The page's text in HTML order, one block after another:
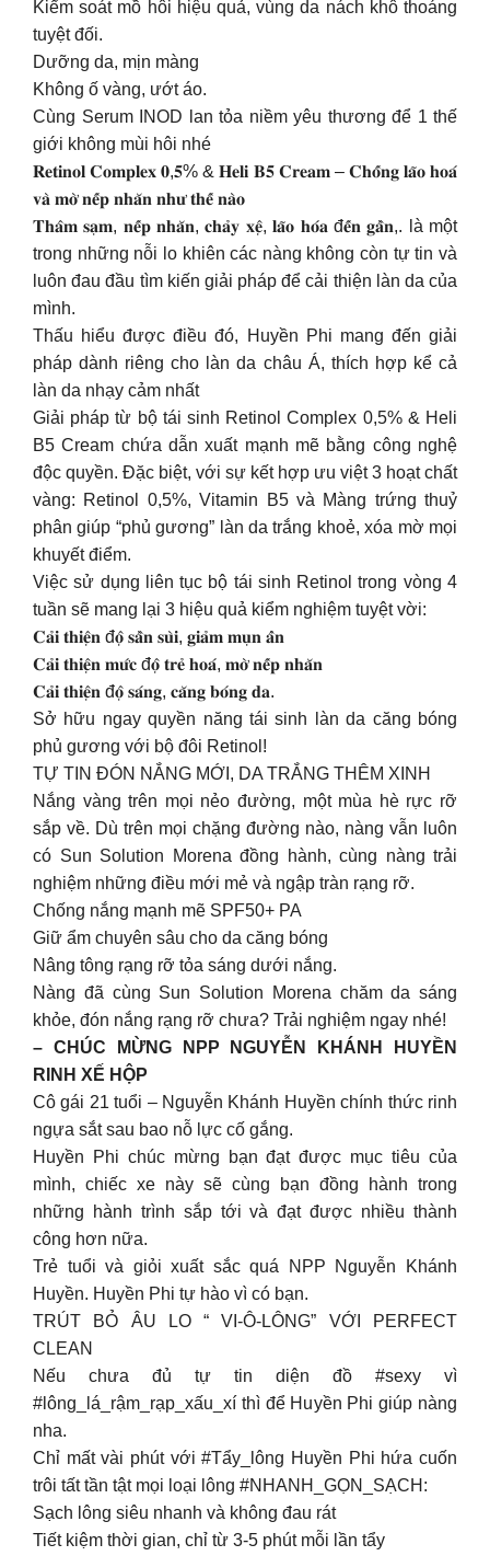
Kiểm soát mồ hôi hiệu quả, vùng da nách khô thoáng
tuyệt đối.
Dưỡng da, mịn màng
Không ố vàng, ướt áo.
Cùng Serum INOD lan tỏa niềm yêu thương để 1 thế
giới không mùi hôi nhé
𝐑𝐞𝐭𝐢𝐧𝐨𝐥 𝐂𝐨𝐦𝐩𝐥𝐞𝐱 𝟎,𝟓% & 𝐇𝐞𝐥𝐢 𝐁𝟓 𝐂𝐫𝐞𝐚𝐦 – 𝐂𝐡𝐨̂́𝐧𝐠 𝐥𝐚̃𝐨 𝐡𝐨𝐚́
𝐯𝐚̀ 𝐦𝐨̛̀ 𝐧𝐞̂́𝐩 𝐧𝐡𝐚̆𝐧 𝐧𝐡𝐮̛ 𝐭𝐡𝐞̂́ 𝐧𝐚̀𝐨
𝐓𝐡𝐚̂𝐦 𝐬𝐚̣𝐦, 𝐧𝐞̂́𝐩 𝐧𝐡𝐚̆𝐧, 𝐜𝐡𝐚̉𝐲 𝐱𝐞̣̂, 𝐥𝐚̃𝐨 𝐡𝐨́𝐚 đ𝐞̂́𝐧 𝐠𝐚̂̀𝐧,. là một
trong những nỗi lo khiên các nàng không còn tự tin và
luôn đau đầu tìm kiến giải pháp để cải thiện làn da của
mình.
Thấu hiểu được điều đó, Huyền Phi mang đến giải
pháp dành riêng cho làn da châu Á, thích hợp kể cả
làn da nhạy cảm nhất
Giải pháp từ bộ tái sinh Retinol Complex 0,5% & Heli
B5 Cream chứa dẫn xuất mạnh mẽ bằng công nghệ
độc quyền. Đặc biệt, với sự kết hợp ưu việt 3 hoạt chất
vàng: Retinol 0,5%, Vitamin B5 và Màng trứng thuỷ
phân giúp “phủ gương” làn da trắng khoẻ, xóa mờ mọi
khuyết điểm.
Việc sử dụng liên tục bộ tái sinh Retinol trong vòng 4
tuần sẽ mang lại 3 hiệu quả kiểm nghiệm tuyệt vời:
𝐂𝐚̉𝐢 𝐭𝐡𝐢𝐞̣̂𝐧 đ𝐨̣̂ 𝐬𝐚̂̀𝐧 𝐬𝐮̀𝐢, 𝐠𝐢𝐚̉𝐦 𝐦𝐮̣𝐧 𝐚̂̉𝐧
𝐂𝐚̉𝐢 𝐭𝐡𝐢𝐞̣̂𝐧 𝐦𝐮̛́𝐜 đ𝐨̣̂ 𝐭𝐫𝐞̉ 𝐡𝐨𝐚́, 𝐦𝐨̛̀ 𝐧𝐞̂́𝐩 𝐧𝐡𝐚̆𝐧
𝐂𝐚̉𝐢 𝐭𝐡𝐢𝐞̣̂𝐧 đ𝐨̣̂ 𝐬𝐚́𝐧𝐠, 𝐜𝐚̆𝐧𝐠 𝐛𝐨́𝐧𝐠 𝐝𝐚.
Sở hữu ngay quyền năng tái sinh làn da căng bóng
phủ gương với bộ đôi Retinol!
TỰ TIN ĐÓN NẮNG MỚI, DA TRẮNG THÊM XINH
Nắng vàng trên mọi nẻo đường, một mùa hè rực rỡ
sắp về. Dù trên mọi chặng đường nào, nàng vẫn luôn
có Sun Solution Morena đồng hành, cùng nàng trải
nghiệm những điều mới mẻ và ngập tràn rạng rỡ.
Chống nắng mạnh mẽ SPF50+ PA
Giữ ẩm chuyên sâu cho da căng bóng
Nâng tông rạng rỡ tỏa sáng dưới nắng.
Nàng đã cùng Sun Solution Morena chăm da sáng
khỏe, đón nắng rạng rỡ chưa? Trải nghiệm ngay nhé!
– CHÚC MỪNG NPP NGUYỄN KHÁNH HUYỀN
RINH XẾ HỘP
Cô gái 21 tuổi – Nguyễn Khánh Huyền chính thức rinh
ngựa sắt sau bao nỗ lực cố gắng.
Huyền Phi chúc mừng bạn đạt được mục tiêu của
mình, chiếc xe này sẽ cùng bạn đồng hành trong
những hành trình sắp tới và đạt được nhiều thành
công hơn nữa.
Trẻ tuổi và giỏi xuất sắc quá NPP Nguyễn Khánh
Huyền. Huyền Phi tự hào vì có bạn.
TRÚT BỎ ÂU LO “ VI-Ô-LÔNG” VỚI PERFECT
CLEAN
Nếu chưa đủ tự tin diện đồ #sexy vì
#lông_lá_rậm_rạp_xấu_xí thì để Huyền Phi giúp nàng
nha.
Chỉ mất vài phút với #Tẩy_lông Huyền Phi hứa cuốn
trôi tất tần tật mọi loại lông #NHANH_GỌN_SẠCH:
Sạch lông siêu nhanh và không đau rát
Tiết kiệm thời gian, chỉ từ 3-5 phút mỗi lần tẩy